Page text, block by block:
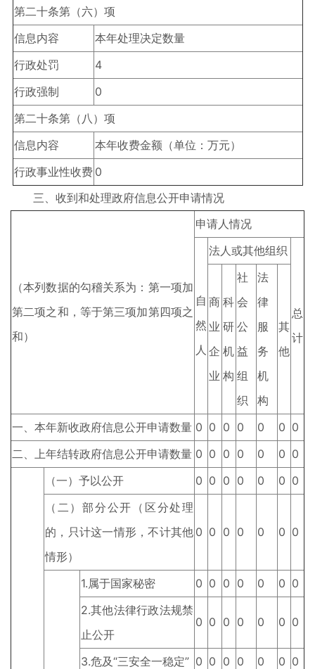
第二十条第（六）项
信息内容
本年处理决定数量
行政处罚
4
行政强制
0
第二十条第（八）项
信息内容
本年收费金额（单位：万元）
行政事业性收费 0
三、收到和处理政府信息公开申请情况
（本列数据的勾稽关系为：第一项加
第二项之和，等于第三项加第四项之
和）
申请人情况
自
然
人
法人或其他组织
总
计
商
业
企
业
科
研
机
构
社
会
公
益
组
织
法
律
服
务
机
构
其
他
一、本年新收政府信息公开申请数量 0 0 0 0 0 0 0
二、上年结转政府信息公开申请数量 0 0 0 0 0 0 0
（一）予以公开 0 0 0 0 0 0 0
（二）部分公开（区分处理
的，只计这一情形，不计其他
情形）
0 0 0 0 0 0 0
1.属于国家秘密 0 0 0 0 0 0 0
2.其他法律行政法规禁
止公开
0 0 0 0 0 0 0
3.危及“三安全一稳定” 0 0 0 0 0 0 0